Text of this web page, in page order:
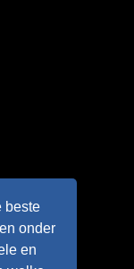
beste
onder
en